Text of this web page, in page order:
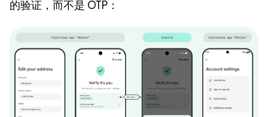
的验证，而不是 OTP：